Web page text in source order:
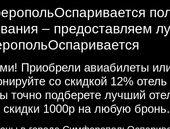
– предоставляем
Приобрели авиабилеты
со скидкой 12%
точно подберете лучший
1000р на любую бронь.